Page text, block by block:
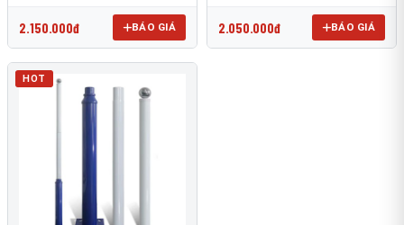
2.150.000đ BÁO GIÁ 2.050.000đ BÁO GIÁ
HOT